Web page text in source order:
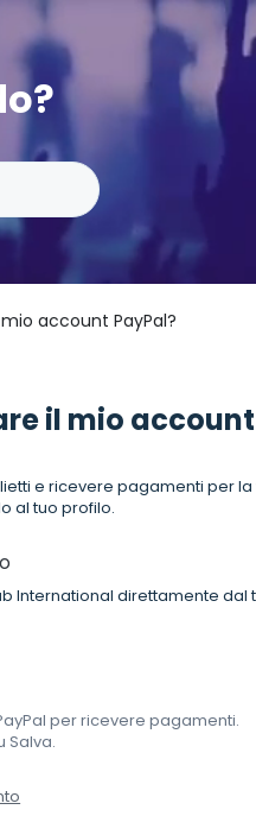
account PayPal?
il mio account
e ricevere pagamenti per la
al tuo profilo.
International direttamente dal
per ricevere pagamenti.
Salva.